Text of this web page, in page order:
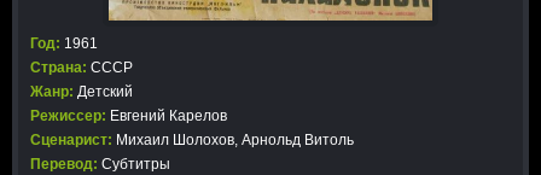
Год: 1961
Страна: СССР
Жанр: Детский
Режиссер: Евгений Карелов
Сценарист: Михаил Шолохов, Арнольд Витоль
Перевод: Субтитры